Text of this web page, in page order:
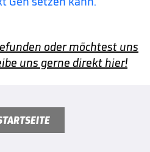
oder möchtest uns
uns gerne direkt hier!